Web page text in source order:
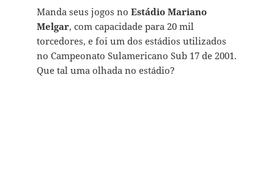
Manda seus jogos no Estádio Mariano
Melgar, com capacidade para 20 mil
torcedores, e foi um dos estádios utilizados
no Campeonato Sulamericano Sub 17 de 2001.
Que tal uma olhada no estádio?